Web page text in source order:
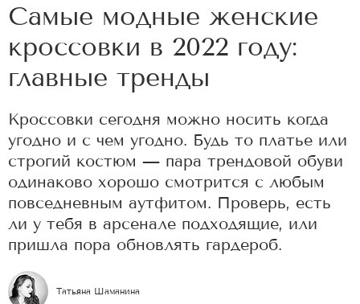
Самые модные женские
кроссовки в 2022 году:
главные тренды
Кроссовки сегодня можно носить когда
угодно и с чем угодно. Будь то платье или
строгий костюм — пара трендовой обуви
одинаково хорошо смотрится с любым
повседневным аутфитом. Проверь, есть
ли у тебя в арсенале подходящие, или
пришла пора обновлять гардероб.
Татьяна Шаманина